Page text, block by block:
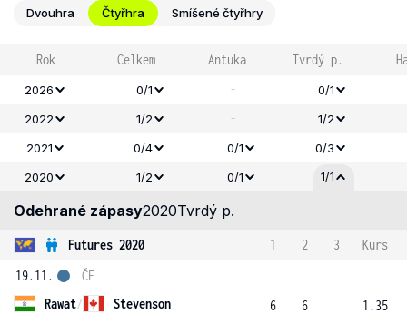
Dvouhra Čtyřhra Smíšené čtyřhry
Rok Celkem Antuka Tvrdý p.
2026 0/1 -
0/1
2022
1/2 -
1/2
2021
0/4 0/1
0/3
2020
1/2 0/1 1/1
Odehrané zápasy2020Tvrdý p.
Futures 2020 1 2 3
Kurs
19.11.
Rawat/
Stevenson
ČF
6
6
1.35